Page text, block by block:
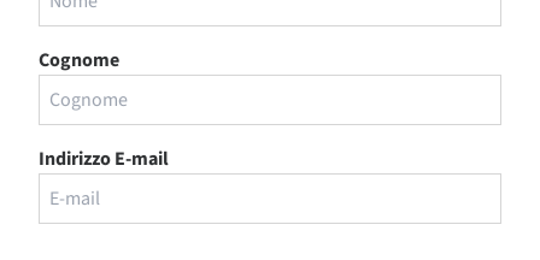
Cognome
Indirizzo E-mail